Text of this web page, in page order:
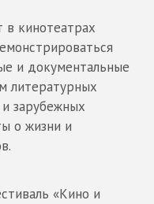
в кинотеатрах
и документальные
литературных
зарубежных
о жизни и
«Кино и